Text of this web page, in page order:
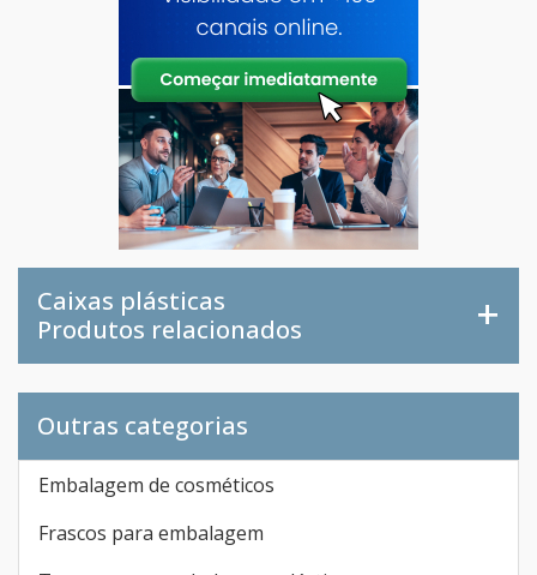
Caixas plásticas
Produtos relacionados
Outras categorias
Embalagem de cosméticos
Frascos para embalagem